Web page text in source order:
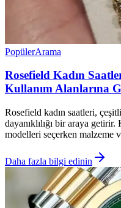
PopülerArama
Rosefield Kadın
Kullanım Alanlarına
Rosefield kadın saatleri,
dayanıklılığı bir araya
modelleri seçerken malzeme
Daha fazla bilgi edinin